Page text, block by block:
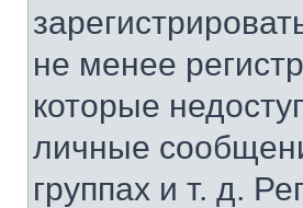
не менее
которые
личные
группах и т. д.